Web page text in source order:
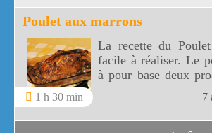
Poulet aux marrons
1 h 30 min
La recette du
facile à réaliser. Le
à pour base deux
Rhône Alpes, le
7